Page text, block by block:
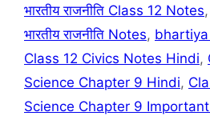
भारतीय राजनीति Class 12 Notes,
भारतीय राजनीति Notes,
Class 12 Civics Notes Hindi,
Science Chapter 9 Hindi,
Science Chapter 9